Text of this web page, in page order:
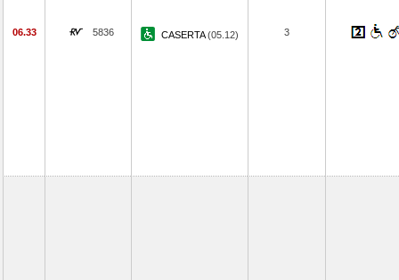
06.33 5836 CASERTA(05.12) 3